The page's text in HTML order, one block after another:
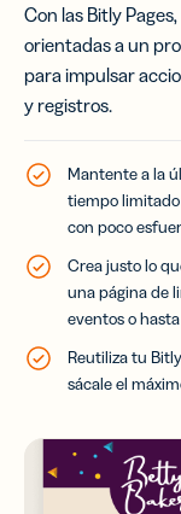
Con las Bitly
orientadas a un
para impulsar
y registros.
Mantente a la
tiempo
con poco
Crea justo lo
una página de
eventos o
Reutiliza tu
sácale el